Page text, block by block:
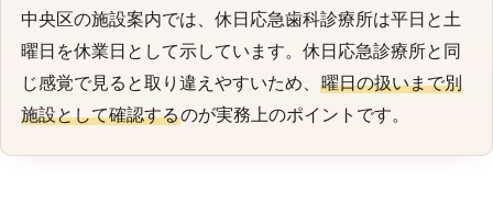
中央区の施設案内では、休日応急歯科診療所は平日と土
曜日を休業日として示しています。休日応急診療所と同
じ感覚で見ると取り違えやすいため、曜日の扱いまで別
施設として確認するのが実務上のポイントです。